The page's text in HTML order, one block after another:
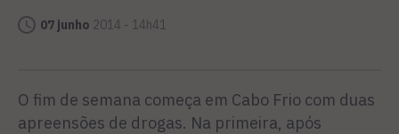
07 junho 2014 - 14h41
O fim de semana começa em Cabo Frio com duas
apreensões de drogas. Na primeira, após